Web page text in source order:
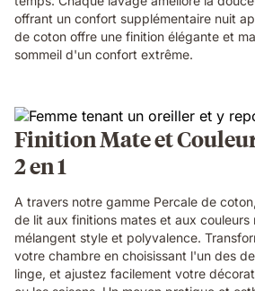
offrant un confort supplémentaire nuit
de coton offre une finition élégante et
sommeil d'un confort extrême.
Finition Mate et
2 en 1
A travers notre gamme Percale de
de lit aux finitions mates et aux couleurs
mélangent style et polyvalence.
votre chambre en choisissant l'un des
linge, et ajustez facilement votre